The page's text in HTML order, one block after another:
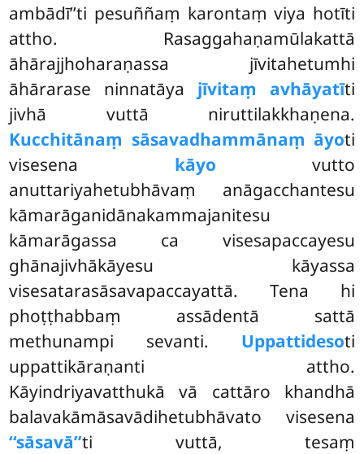
ambādī’’ti pesuññaṃ karontaṃ viya hotīti
attho. Rasaggahaṇamūlakattā
āhārajjhoharaṇassa jīvitahetumhi
āhārarase ninnatāya jīvitaṃ avhāyatīti
jivhā vuttā niruttilakkhaṇena.
Kucchitānaṃ sāsavadhammānaṃ āyoti
visesena kāyo vutto
anuttariyahetubhāvaṃ anāgacchantesu
kāmarāganidānakammajanitesu
kāmarāgassa ca visesapaccayesu
ghānajivhākāyesu kāyassa
visesatarasāsavapaccayattā. Tena hi
phoṭṭhabbaṃ assādentā sattā
methunampi sevanti. Uppattidesoti
uppattikāraṇanti attho.
Kāyindriyavatthukā vā cattāro khandhā
balavakāmāsavādihetubhāvato visesena
‘‘sāsavā’’ti vuttā, tesaṃ